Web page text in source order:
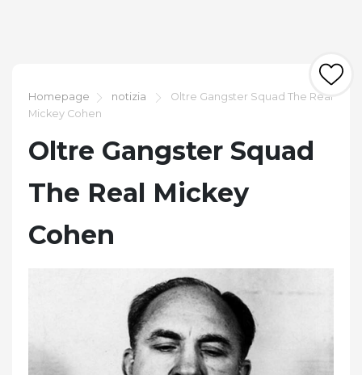
Homepage notizia
Oltre Gangster Squad The Real
Mickey Cohen
Oltre Gangster Squad
The Real Mickey
Cohen